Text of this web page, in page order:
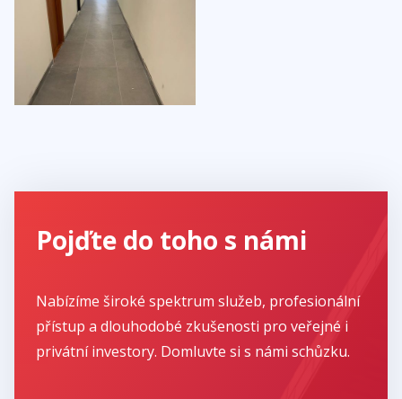
Pojďte do toho s námi
Nabízíme široké spektrum služeb, profesionální
přístup a dlouhodobé zkušenosti pro veřejné i
privátní investory. Domluvte si s námi schůzku.